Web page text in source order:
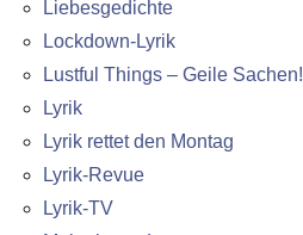
Liebesgedichte
Lockdown-Lyrik
Lustful Things – Geile Sachen!
Lyrik
Lyrik rettet den Montag
Lyrik-Revue
Lyrik-TV